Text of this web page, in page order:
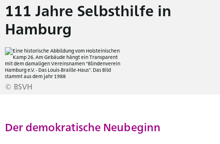
111 Jahre Selbsthilfe in
Hamburg
© BSVH
Der demokratische Neubeginn